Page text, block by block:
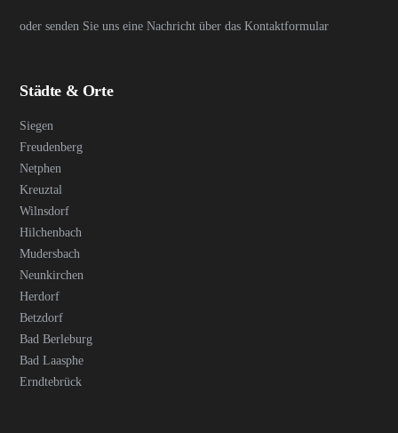
oder senden Sie uns eine Nachricht über das Kontaktformular
Städte & Orte
Siegen
Freudenberg
Netphen
Kreuztal
Wilnsdorf
Hilchenbach
Mudersbach
Neunkirchen
Herdorf
Betzdorf
Bad Berleburg
Bad Laasphe
Erndtebrück